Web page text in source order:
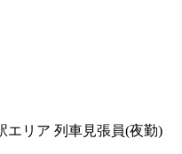
エリア 列車見張員(夜勤)